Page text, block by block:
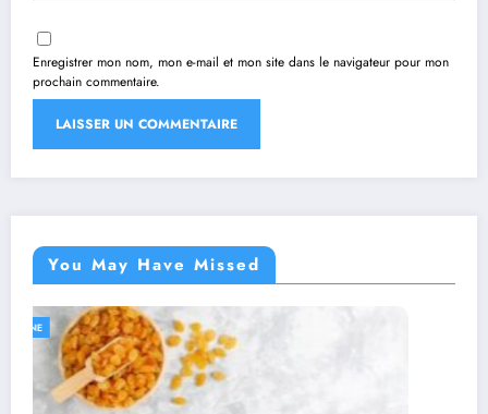
Enregistrer mon nom, mon e-mail et mon site dans le navigateur pour mon
prochain commentaire.
You May Have Missed
CUISINE